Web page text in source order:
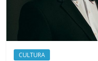
CULTURA